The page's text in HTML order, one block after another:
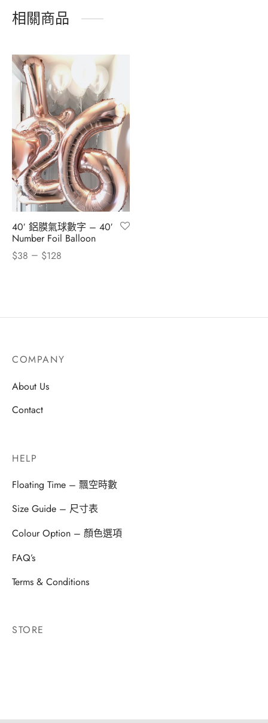
相關商品
40′ 鋁膜氣球數字 – 40′
Number Foil Balloon
$38 – $128
COMPANY
About Us
Contact
HELP
Floating Time – 飄空時數
Size Guide – 尺寸表
Colour Option – 顏色選項
FAQ’s
Terms & Conditions
STORE